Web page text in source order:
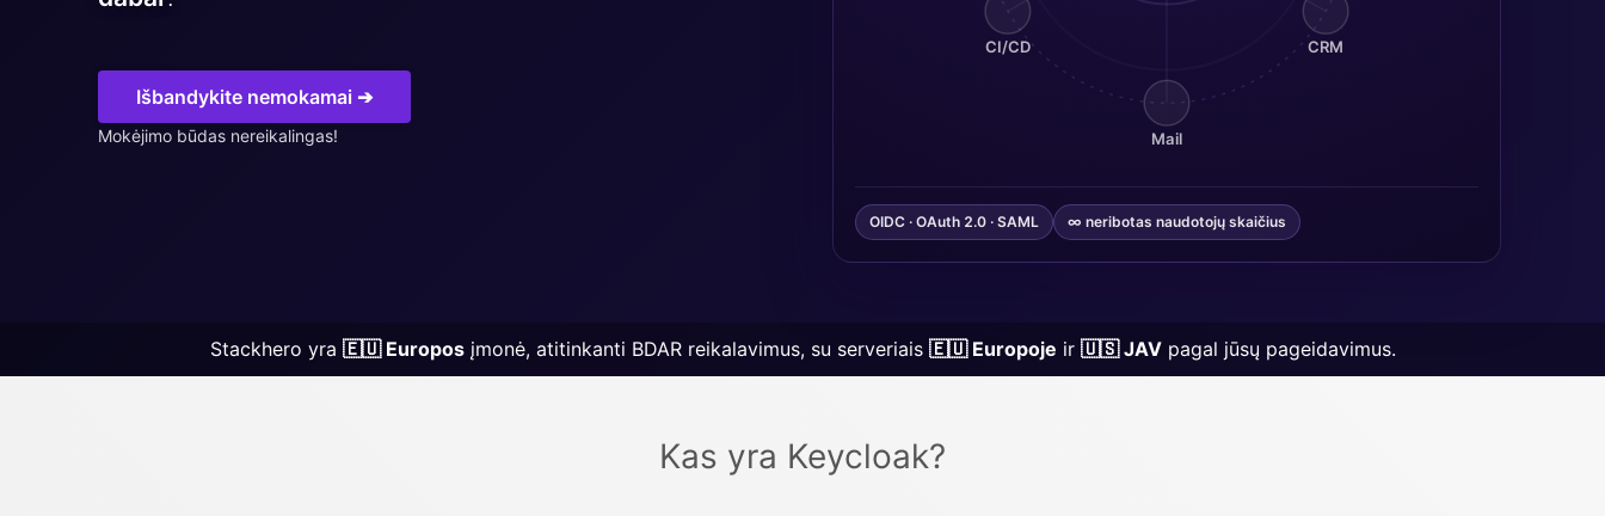
Ruby
TimescaleDB
Išbandykite nemokamai ➔
Mokėjimo būdas nereikalingas!
CRM
Mail
CI/CD
OIDC · OAuth 2.0 · SAML ∞ neribotas naudotojų skaičius
Stackhero yra 🇪🇺 Europosįmonė, atitinkanti BDAR reikalavimus, su serveriais 🇪🇺 Europoje ir 🇺🇸 JAVpagal jūsų pageidavimus.
Kas yra Keycloak?